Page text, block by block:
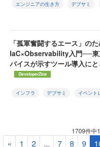
エンジニアの生き方 デブサミ
「孤軍奮闘するエース」の
IaC×Observability入門──東
バイスが示すツール導入に
DeveloperZine
インフラ デブサミ イベント
1709件中
« 1 2 ... 7 8 9